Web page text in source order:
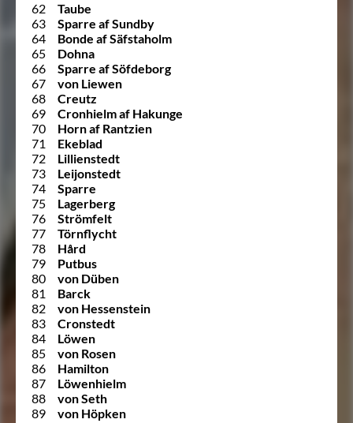
62
Taube
63
Sparre af Sundby
64
Bonde af Säfstaholm
65
Dohna
66
Sparre af Söfdeborg
67
von Liewen
68
Creutz
69
Cronhielm af Hakunge
70
Horn af Rantzien
71
Ekeblad
72
Lillienstedt
73
Leijonstedt
74
Sparre
75
Lagerberg
76
Strömfelt
77
Törnflycht
78
Hård
79
Putbus
80
von Düben
81
Barck
82
von Hessenstein
83
Cronstedt
84
Löwen
85
von Rosen
86
Hamilton
87
Löwenhielm
88
von Seth
89
von Höpken